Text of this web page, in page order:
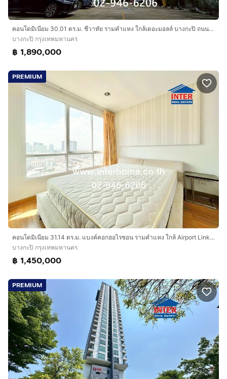
คอนโดมิเนียม 30.01 ตร.ม. ชีวาทัย รามคำแหง ใกล้เดอะมอลล์ บางกะปิ ถนนรามคำแหง เขตบางกะปิ กรุงเทพมหานคร
บางกะปิ กรุงเทพมหานคร
฿ 1,890,000
PREMIUM
คอนโดมิเนียม 31.14 ตร.ม. แบงค์คอกฮอไรซอน รามคำแหง ใกล้ Airport Linkหัวหมาก ติดถนนรามคำแหง ถนนลาดพร้าว เขตบางกะปิ กรุงเทพมหานคร
บางกะปิ กรุงเทพมหานคร
฿ 1,450,000
PREMIUM